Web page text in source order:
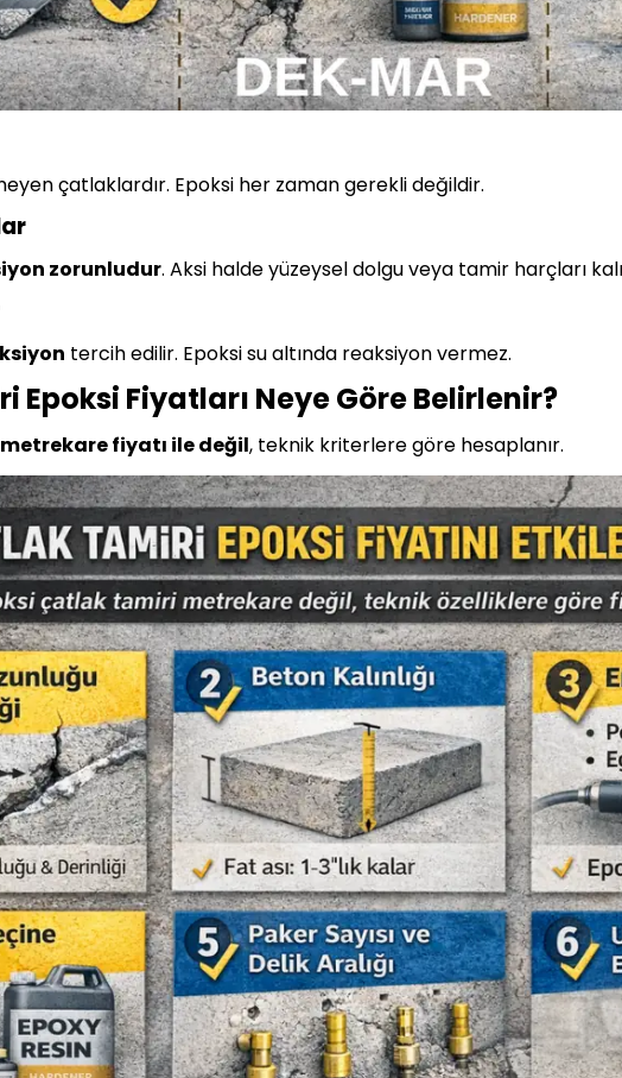
çatlaklardır. Epoksi her zaman gerekli değildir.
zorunludur. Aksi halde yüzeysel dolgu veya tamir harçları
tercih edilir. Epoksi su altında reaksiyon vermez.
Epoksi Fiyatları Neye Göre Belirlenir?
metrekare fiyatı ile değil, teknik kriterlere göre hesaplanır.